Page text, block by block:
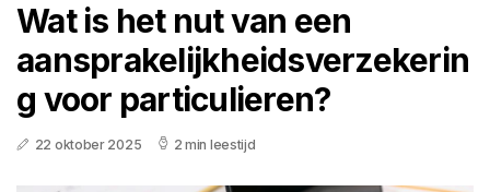
Wat is het nut van een
aansprakelijkheidsverzekerin
g voor particulieren?
22 oktober 2025 2 min leestijd